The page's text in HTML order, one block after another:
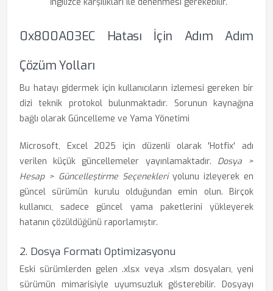
0x800A03EC Hatası İçin Adım Adım
Çözüm Yolları
Bu hatayı gidermek için kullanıcıların izlemesi gereken bir
dizi teknik protokol bulunmaktadır. Sorunun kaynağına
bağlı olarak Güncelleme ve Yama Yönetimi
Microsoft, Excel 2025 için düzenli olarak 'Hotfix' adı
verilen küçük güncellemeler yayınlamaktadır. Dosya >
Hesap > Güncelleştirme Seçenekleriyolunu izleyerek en
güncel sürümün kurulu olduğundan emin olun. Birçok
kullanıcı, sadece güncel yama paketlerini yükleyerek
hatanın çözüldüğünü raporlamıştır.
2. Dosya Formatı Optimizasyonu
Eski sürümlerden gelen .xlsx veya .xlsm dosyaları, yeni
sürümün mimarisiyle uyumsuzluk gösterebilir. Dosyayı